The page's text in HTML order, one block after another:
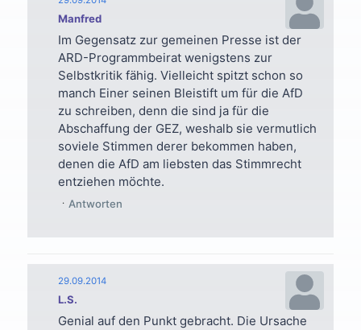
Manfred
Im Gegensatz zur gemeinen Presse ist der
ARD-Programmbeirat wenigstens zur
Selbstkritik fähig. Vielleicht spitzt schon so
manch Einer seinen Bleistift um für die AfD
zu schreiben, denn die sind ja für die
Abschaffung der GEZ, weshalb sie vermutlich
soviele Stimmen derer bekommen haben,
denen die AfD am liebsten das Stimmrecht
entziehen möchte.
Antworten
L.S.
29.09.2014
Genial auf den Punkt gebracht. Die Ursache